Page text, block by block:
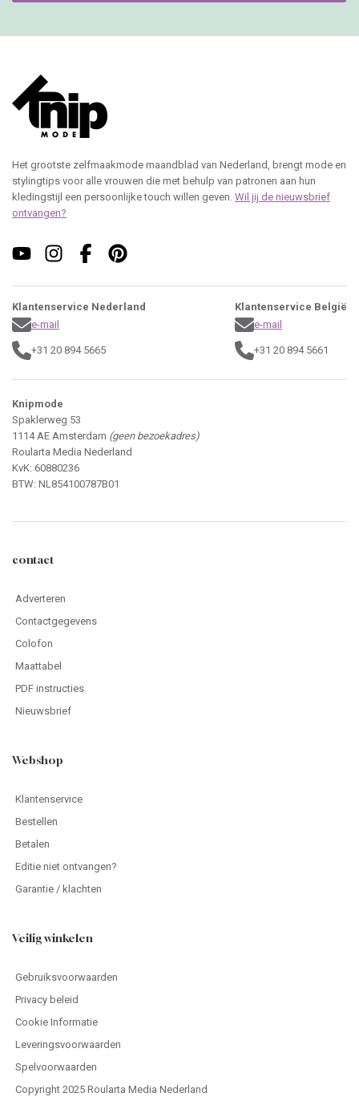
Het grootste zelfmaakmode maandblad van Nederland, brengt mode en
stylingtips voor alle vrouwen die met behulp van patronen aan hun
kledingstijl een persoonlijke touch willen geven. Wil jij de nieuwsbrief
ontvangen?
Klantenservice Nederland
e-mail
+31 20 894 5665
Klantenservice België
e-mail
+31 20 894 5661
Knipmode
Spaklerweg 53
1114 AE Amsterdam (geen bezoekadres)
Roularta Media Nederland
KvK: 60880236
BTW: NL854100787B01
contact
Adverteren
Contactgegevens
Colofon
Maattabel
PDF instructies
Nieuwsbrief
Webshop
Klantenservice
Bestellen
Betalen
Editie niet ontvangen?
Garantie / klachten
Veilig winkelen
Gebruiksvoorwaarden
Privacy beleid
Cookie Informatie
Leveringsvoorwaarden
Spelvoorwaarden
Copyright 2025 Roularta Media Nederland